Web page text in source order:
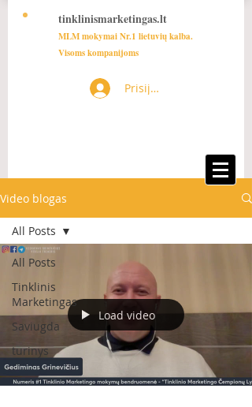
tinklinismarketingas.lt
MLM mokymai Nr.1 lietuvių kalba.
Visoms kompanijoms
Prisijungti
Video blogas
All Posts
Tinklinis
Marketingas
Saviugda
turinys
All Posts
Load video